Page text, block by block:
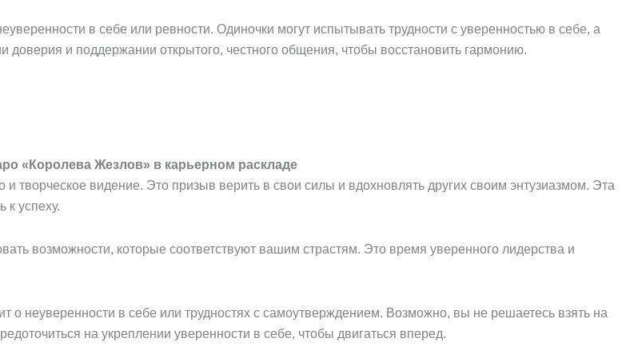
в себе или ревности. Одиночки могут испытывать трудности с уверенностью в себе, а
доверия и поддержании открытого, честного общения, чтобы восстановить гармонию.
«Королева Жезлов» в карьерном раскладе
творческое видение. Это призыв верить в свои силы и вдохновлять других своим энтузиазмом. Эта
к успеху.
возможности, которые соответствуют вашим страстям. Это время уверенного лидерства и
о неуверенности в себе или трудностях с самоутверждением. Возможно, вы не решаетесь взять на
на укреплении уверенности в себе, чтобы двигаться вперед.